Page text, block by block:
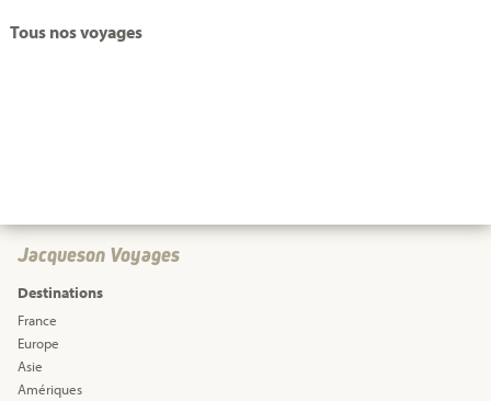
Tous nos voyages
Jacqueson Voyages
Destinations
France
Europe
Asie
Amériques